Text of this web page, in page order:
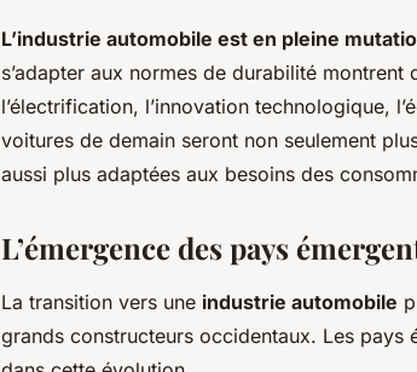
L’industrie automobile est en pleine
s’adapter aux normes de durabilité montrent
l’électrification, l’innovation technologique,
voitures de demain seront non seulement
aussi plus adaptées aux besoins des
L’émergence des pays
La transition vers une industrie automobile
grands constructeurs occidentaux. Les pays